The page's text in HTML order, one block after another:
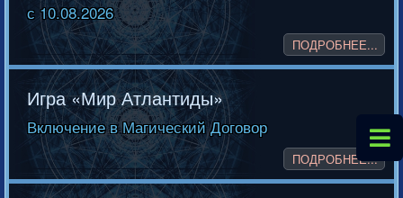
с 10.08.2026
ПОДРОБНЕЕ...
Игра «Мир Атлантиды»
Включение в Магический Договор
ПОДРОБНЕЕ...